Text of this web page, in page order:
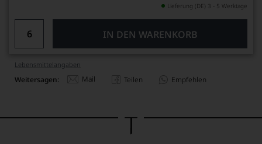
Lieferung (DE) 3 - 5 Werktage
IN DEN WARENKORB
Lebensmittel­angaben
Weitersagen: Mail Teilen Empfehlen